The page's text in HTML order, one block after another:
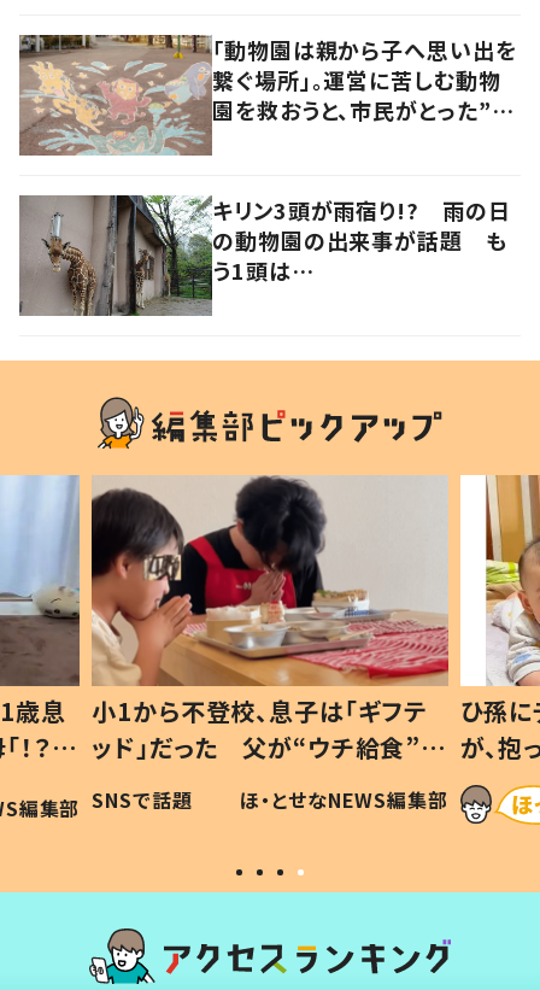
「動物園は親から子へ思い出を
繋ぐ場所」。運営に苦しむ動物
園を救おうと、市民がとった”あ
キリン3頭が雨宿り!? 雨の日
の動物園の出来事が話題 も
う1頭は…
歳息
？」
編集部
小1から不登校、息子は「ギフテ
ッド」だった 父が“ウチ給食”を
作り続ける理由とは #令和の親
#令和の子
SNSで話題 ほ・とせなNEWS編集部
ひ孫
が、
「涙が
い」